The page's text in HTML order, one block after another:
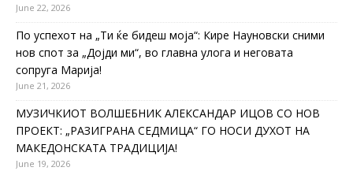
June 22, 2026
По успехот на „Ти ќе бидеш моја“: Кире Науновски сними
нов спот за „Дојди ми“, во главна улога и неговата
сопруга Марија!
June 21, 2026
МУЗИЧКИОТ ВОЛШЕБНИК АЛЕКСАНДАР ИЦОВ СО НОВ
ПРОЕКТ: „РАЗИГРАНА СЕДМИЦА“ ГО НОСИ ДУХОТ НА
МАКЕДОНСКАТА ТРАДИЦИЈА!
June 19, 2026